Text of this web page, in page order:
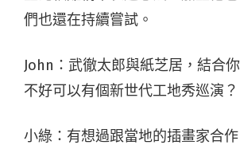
們也還在持續嘗試。
John：武徹太郎與紙芝居，結合
不好可以有個新世代工地秀巡演？
小綠：有想過跟當地的插畫家合